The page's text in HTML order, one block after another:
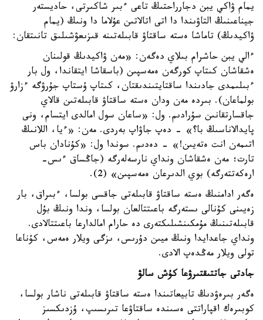
يمام ۋاكي يبن دجارراحتىڭ تاعى ءبىر شاكىرتى، حاديستەر
جيناعىنىڭ التاۋىندا دا اتى اتالاتىن عۇلاما دا ونىڭ (يمام
ۋاكيدىڭ) تاماشا ەستە ساقتاۋ قابىلەتىنە قىزىعۋشىلىق تانىتقان:
ءالي يبن حاشرام بىلاي دەگەن: «مەن ۋاكيدىڭ قولىنان
ەشقاشان كىتاپ كورگەن ەمەسپىن (باسقاشا ايتقاندا، ول بار
ءبىلىمدى جادىندا ساقتايتىندىقتان، كىتاپ ۇستاپ جۇرۋگە ءزارۋ
بولماعان). بىردە مەن ودان ەستە ساقتاۋ قابىلەتىن قالاي
جاقسارتقانىن سۇرادىم. ول: «ساعان سول امالدى ايتسام، ونى
پايدالاناسىڭ با؟» - دەپ جاۋاپ بەردى. مەن: «ءيا، اللانىڭ
اتىمەن انت ەتەيىن!» - دەدىم. سوندا ول: «كۇنادان باس
تارت؛ مەن ەشقاشان ونداي نارسەلەرگە (جاڭساق ءىس-
ارەكەتتەرگە) بوي الدىرعان ەمەسپىن» (2).
ەگەر ادامنىڭ ەستە ساقتاۋ قابىلەتى جاقسى بولسا، ءبىراق، بار
زەيىنى كۇنالى ىستەرگە باعىتتالعان بولسا، وندا ونىڭ بۇل
قابىلەتىنىڭ مۇمكىنشىلىكتەرى دە حارام امالدارعا باعىتتالادى.
ونداي جاعدايدا ونىڭ ميىن دۇرىس، ىزگى ويلار ەمەس، كۇناعا
تولى ويلار مەڭدەپ الادى.
جادتى جاتتىقتىرۋعا كۇش سالۋ
ەگەر بىرەۋدىڭ تابيعاتىندا ەستە ساقتاۋ قابىلەتى ناشار بولسا،
كوبىرەك اقپاراتتى ەسىندە ساقتاۋعا تىرىسىپ، ۇزدىكسىز